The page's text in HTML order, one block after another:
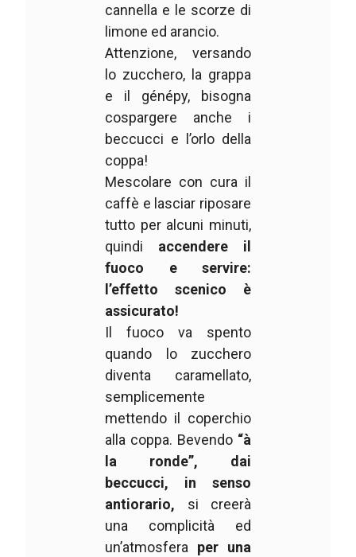
cannella e le scorze di
limone ed arancio.
Attenzione, versando
lo zucchero, la grappa
e il génépy, bisogna
cospargere anche i
beccucci e l’orlo della
coppa!
Mescolare con cura il
caffè e lasciar riposare
tutto per alcuni minuti,
quindi accendere il
fuoco e servire:
l’effetto scenico è
assicurato!
Il fuoco va spento
quando lo zucchero
diventa caramellato,
semplicemente
mettendo il coperchio
alla coppa. Bevendo “à
la ronde”, dai
beccucci, in senso
antiorario, si creerà
una complicità ed
un’atmosfera per una